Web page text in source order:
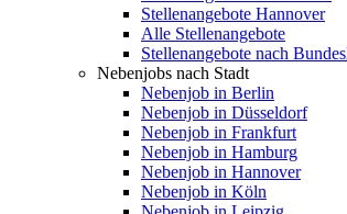
Stellenangebote Hannover
Alle Stellenangebote
Stellenangebote nach
Nebenjobs nach Stadt
Nebenjob in Berlin
Nebenjob in Düsseldorf
Nebenjob in Frankfurt
Nebenjob in Hamburg
Nebenjob in Hannover
Nebenjob in Köln